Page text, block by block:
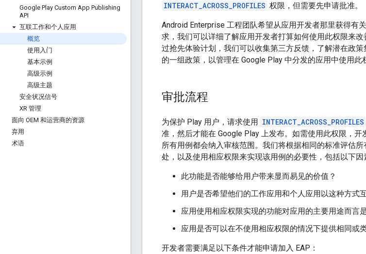
Google Play Custom App Publishing
API
互联工作和个人应用
概览
使用入门
基本示例
高级示例
高级主题
安全状况信号
XR 管理
面向 OEM 和运营商的资源
弃用
术语
INTERACT_ACROSS_PROFILES 权限，但需要先申请批准。
Android Enterprise 工程团队希望从应用开发者那里获得有
求，我们可以详细了解应用开发者打算如何使用此权限来
过抢先体验计划，我们可以收集第三方反馈，了解潜在政
的一组政策，以管理在 Google Play 中分发的应用中使用此
审批流程
为保护 Play 用户，请求使用 INTERACT_ACROSS_PROFILES
准，然后才能在 Google Play 上发布。如需使用此权限，
所有用例都会纳入审核范围。我们将根据相同的标准评估
处，以及使用相应权限来实现该用例的必要性，包括以下因
此功能是否能够给用户带来显而易见的价值？
用户是否希望他们的工作应用和个人应用以这种方式
应用使用相应权限实现的功能对应用的主要用途而言
应用是否可以在不使用相应权限的情况下提供相同或
开发者需要满足以下条件才能申请加入 EAP：